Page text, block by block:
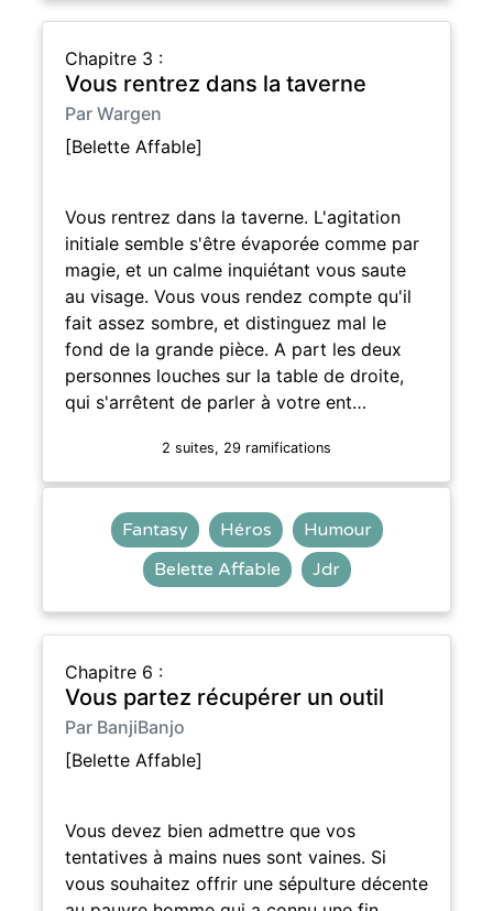
Chapitre 3 :
Vous rentrez dans la taverne
Par Wargen
[Belette Affable]
Vous rentrez dans la taverne. L'agitation
initiale semble s'être évaporée comme par
magie, et un calme inquiétant vous saute
au visage. Vous vous rendez compte qu'il
fait assez sombre, et distinguez mal le
fond de la grande pièce. A part les deux
personnes louches sur la table de droite,
qui s'arrêtent de parler à votre ent…
2 suites, 29 ramifications
Fantasy Héros
Humour
Belette Affable
Jdr
Chapitre 6 :
Vous partez récupérer un outil
Par BanjiBanjo
[Belette Affable]
Vous devez bien admettre que vos
tentatives à mains nues sont vaines. Si
vous souhaitez offrir une sépulture décente